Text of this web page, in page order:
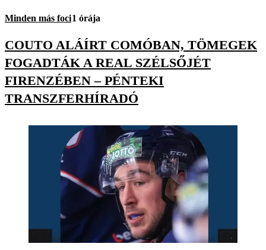
Minden más foci1 órája
COUTO ALÁÍRT COMÓBAN, TÖMEGEK
FOGADTÁK A REAL SZÉLSŐJÉT
FIRENZÉBEN – PÉNTEKI
TRANSZFERHÍRADÓ